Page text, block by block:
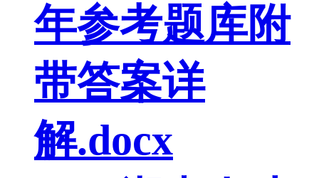
年参考题库附
带答案详
解.docx